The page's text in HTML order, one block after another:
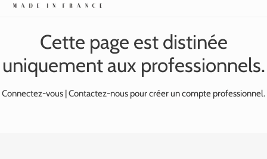
Cette page est distinée
uniquement aux professionnels.
Connectez-vous Contactez-nous pour créer un compte professionnel.